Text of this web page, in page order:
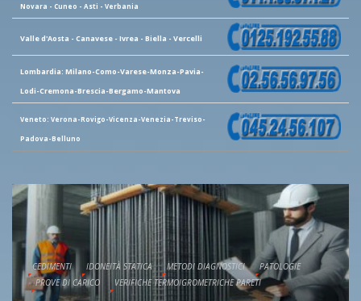
Novara - Cuneo - Asti - Verbania
Valle d'Aosta - Canavese - Ivrea - Biella - Vercelli
Lombardia: Milano-Como-Varese-Monza-Pavia-
Lodi-Cremona-Brescia-Bergamo-Mantova
Veneto: Verona-Rovigo-Vicenza-Venezia-Treviso-
Padova-Belluno
CEDIMENTI IDONEITÀ STATICA METODI DIAGNOSTICI
PATOLOGIE
PROVE DI CARICO
VERIFICHE TERMOIGROMETRICHE PARETI